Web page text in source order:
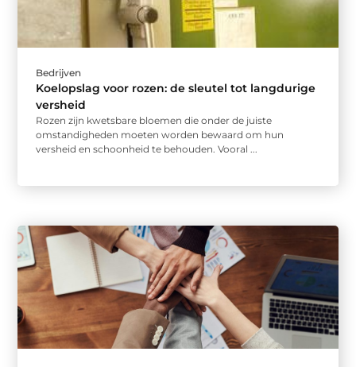
Bedrijven
Koelopslag voor rozen: de sleutel tot langdurige
versheid
Rozen zijn kwetsbare bloemen die onder de juiste
omstandigheden moeten worden bewaard om hun
versheid en schoonheid te behouden. Vooral ...